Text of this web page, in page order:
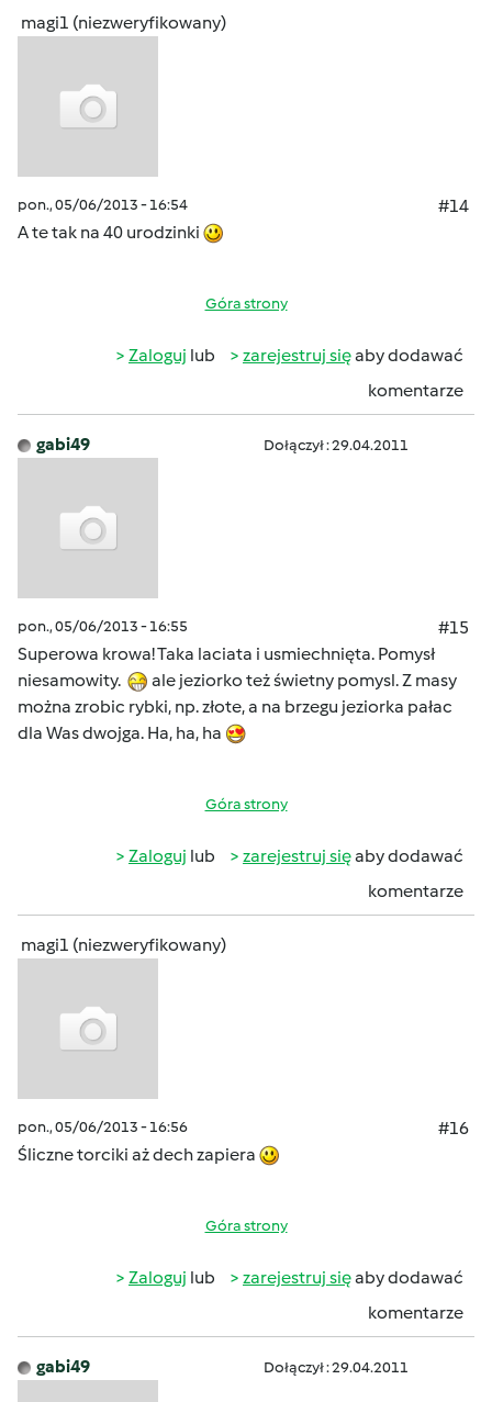
magi1 (niezweryfikowany)
pon., 05/06/2013 - 16:54
#14
A te tak na 40 urodzinki
Góra strony
Zaloguj lub zarejestruj sięaby dodawać
komentarze
gabi49 Dołączył : 29.04.2011
pon., 05/06/2013 - 16:55
#15
Superowa krowa! Taka laciata i usmiechnięta. Pomysł
niesamowity.
ale jeziorko też świetny pomysl. Z masy
można zrobic rybki, np. złote, a na brzegu jeziorka pałac
dla Was dwojga. Ha, ha, ha
Góra strony
Zaloguj lub zarejestruj sięaby dodawać
komentarze
magi1 (niezweryfikowany)
pon., 05/06/2013 - 16:56
#16
Śliczne torciki aż dech zapiera
Góra strony
Zaloguj lub zarejestruj sięaby dodawać
komentarze
gabi49 Dołączył : 29.04.2011